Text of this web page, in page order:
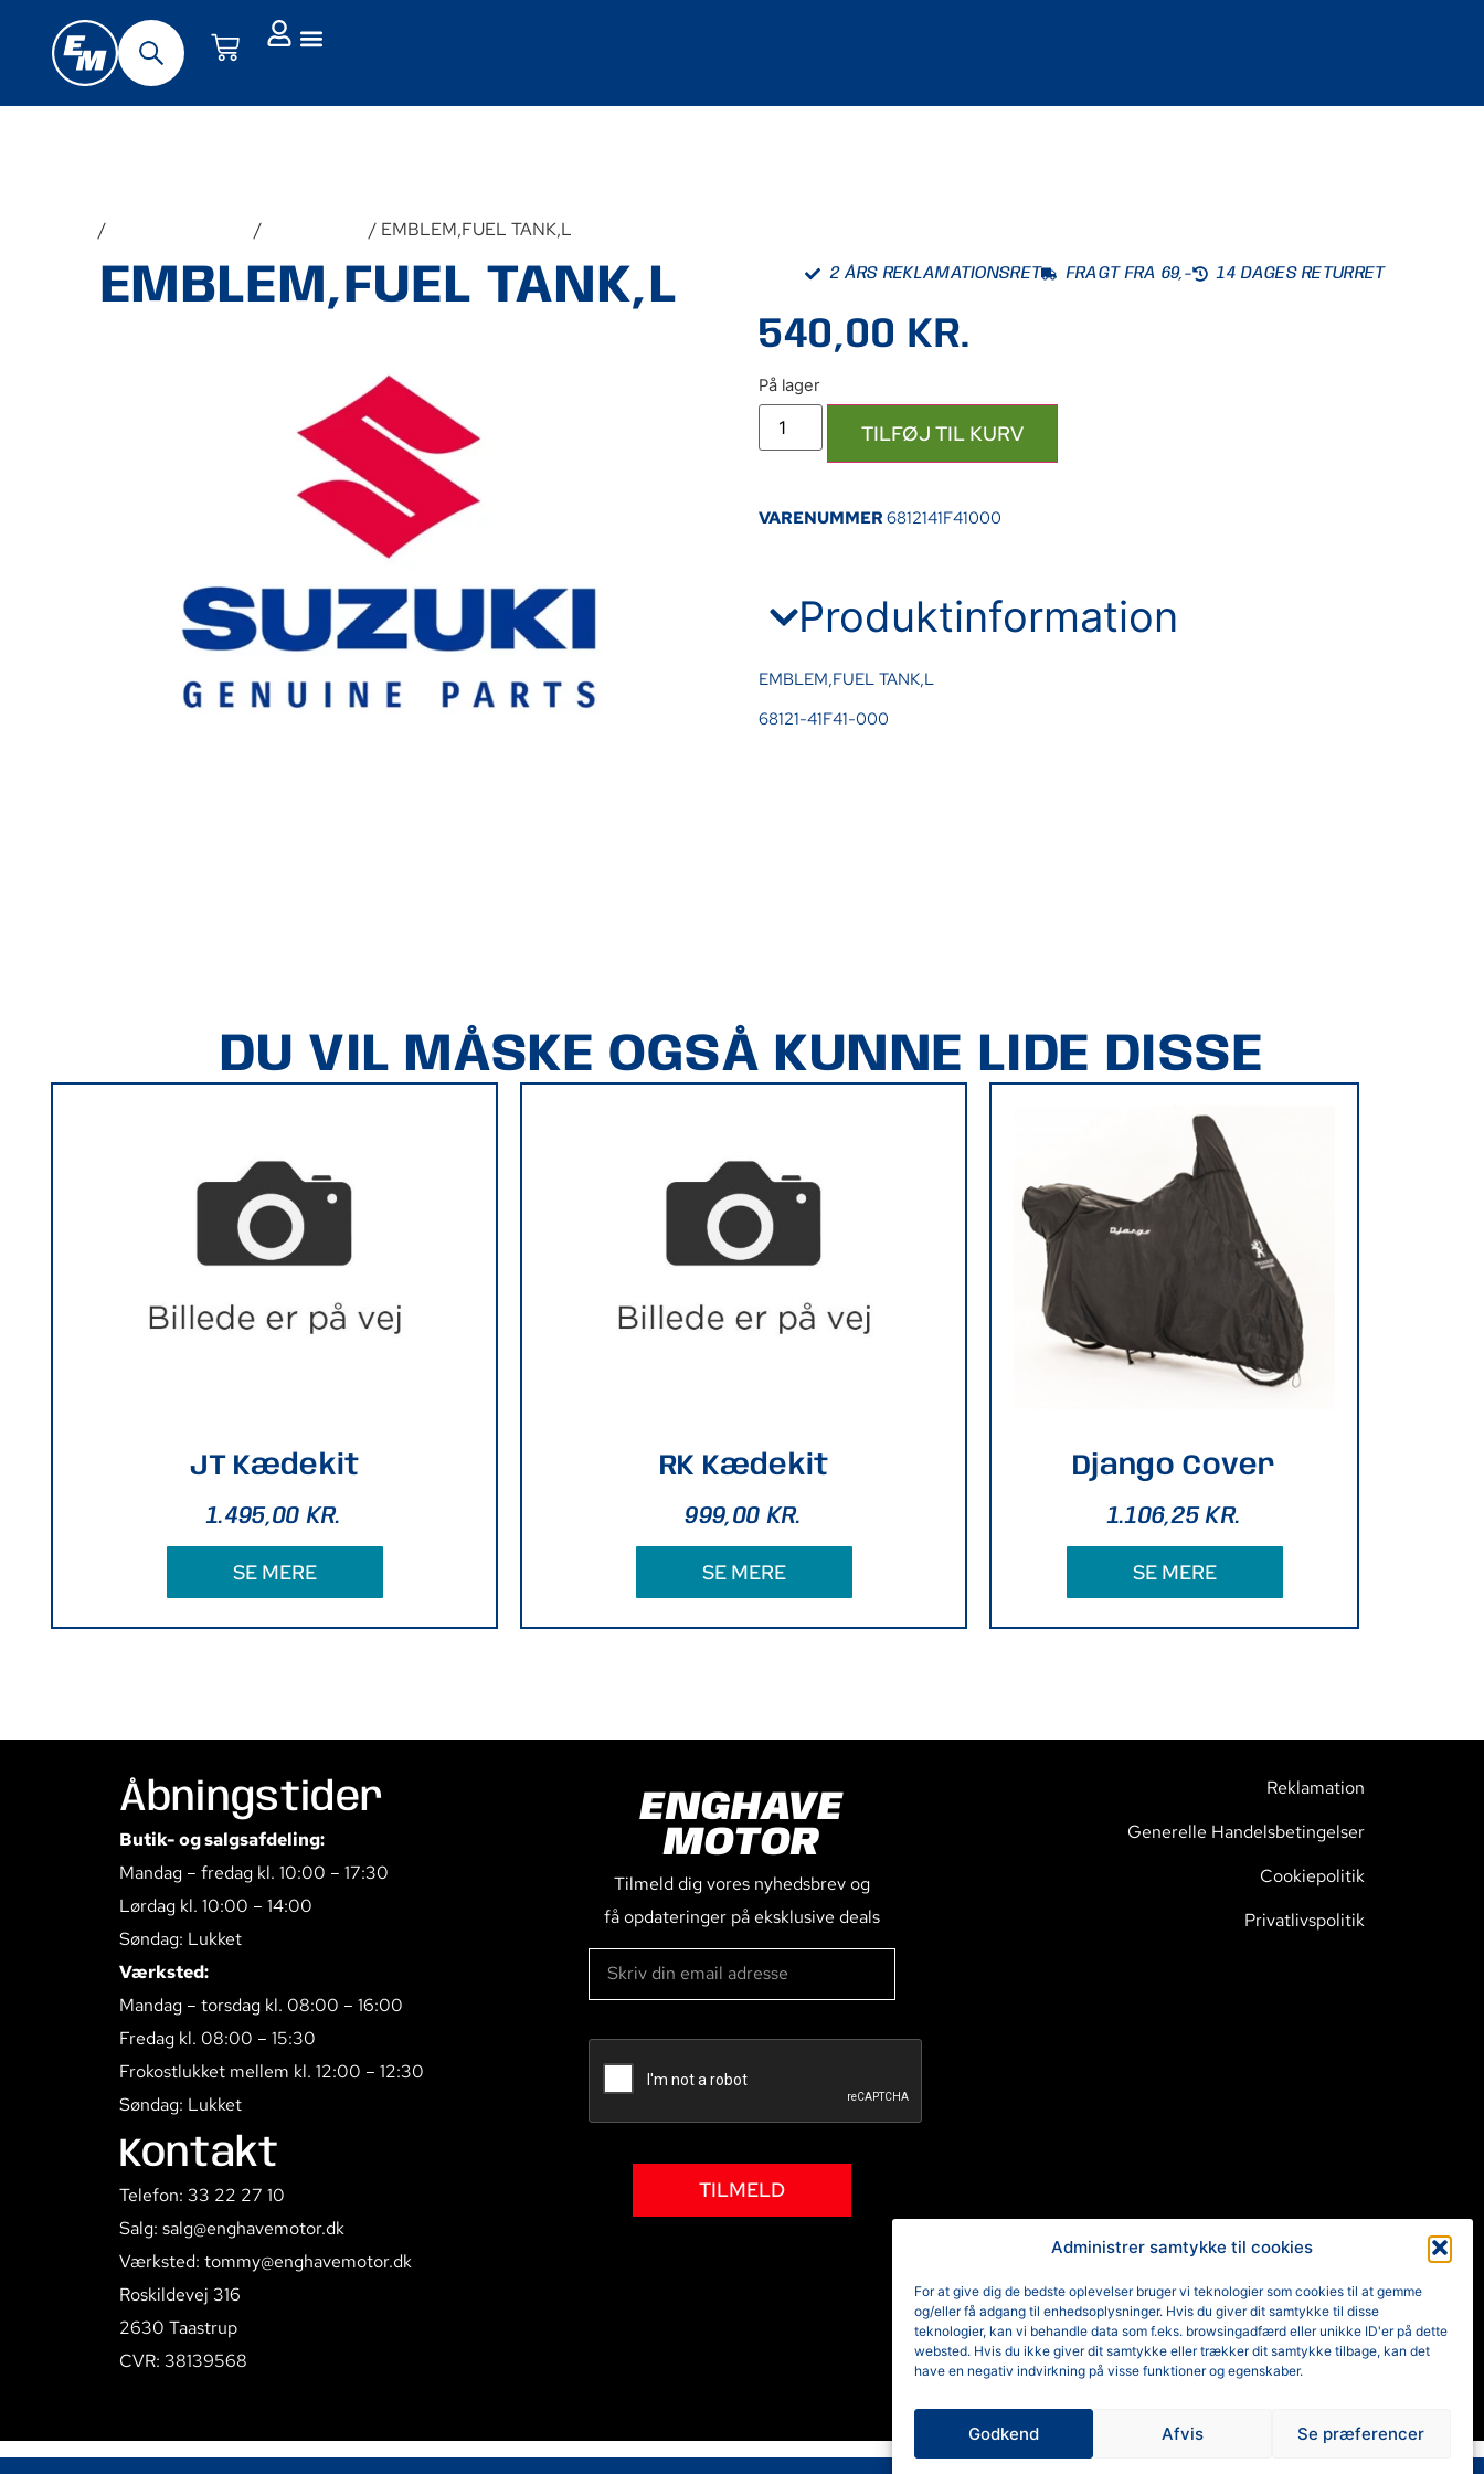
Administrer samtykke til cookies
For at give dig de bedste oplevelser bruger vi teknologier som cookies til at gemme
og/eller få adgang til enhedsoplysninger. Hvis du giver dit samtykke til disse
teknologier, kan vi behandle data som f.eks. browsingadfærd eller unikke ID'er på dette
websted. Hvis du ikke giver dit samtykke eller trækker dit samtykke tilbage, kan det
have en negativ indvirkning på visse funktioner og egenskaber.
Godkend Afvis Se præferencer
/ / / EMBLEM,FUEL TANK,L
EMBLEM,FUEL TANK,L 2 ÅRS REKLAMATIONSRET FRAGT FRA 69,- 14 DAGES RETURRET
540,00 KR.
TILFØJ TIL KURV
VARENUMMER 6812141F41000
Produktinformation
EMBLEM,FUEL TANK,L
68121-41F41-000
DU VIL MÅSKE OGSÅ KUNNE LIDE DISSE
JT Kædekit
1.495,00KR.
SE MERE
RK Kædekit
999,00KR.
SE MERE
Django Cover
1.106,25KR.
SE MERE
Åbningstider
Butik- og salgsafdeling:
Mandag – fredag kl. 10:00 – 17:30
Lørdag kl. 10:00 – 14:00
Søndag: Lukket
Værksted:
Mandag – torsdag kl. 08:00 – 16:00
Fredag kl. 08:00 – 15:30
Frokostlukket mellem kl. 12:00 – 12:30
Søndag: Lukket
Kontakt
Telefon: 33 22 27 10
Salg: salg@enghavemotor.dk
Værksted: tommy@enghavemotor.dk
Roskildevej 316
2630 Taastrup
CVR: 38139568
ENGHAVE
MOTOR
Tilmeld dig vores nyhedsbrev og
få opdateringer på eksklusive deals
TILMELD
Reklamation
Generelle Handelsbetingelser
Cookiepolitik
Privatlivspolitik